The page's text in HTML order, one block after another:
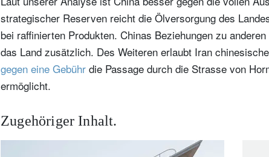
strategischer Reserven reicht die Ölversorgung des
bei raffinierten Produkten. Chinas Beziehungen zu
das Land zusätzlich. Des Weiteren erlaubt Iran
gegen eine Gebühr die Passage durch die Strasse von
ermöglicht.
Zugehöriger Inhalt.